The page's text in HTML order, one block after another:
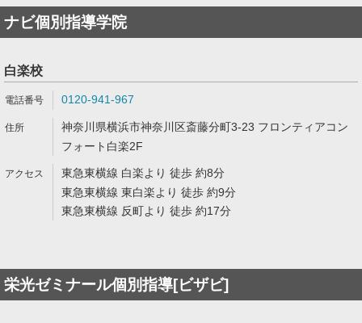
ナビ個別指導学院
白楽校
0120-941-967
神奈川県横浜市神奈川区斎藤分町3-23 フロンティアコン
フォート白楽2F
東急東横線 白楽より 徒歩 約8分
東急東横線 東白楽より 徒歩 約9分
東急東横線 反町より 徒歩 約17分
栄光ゼミナール個別指導[ビザビ]